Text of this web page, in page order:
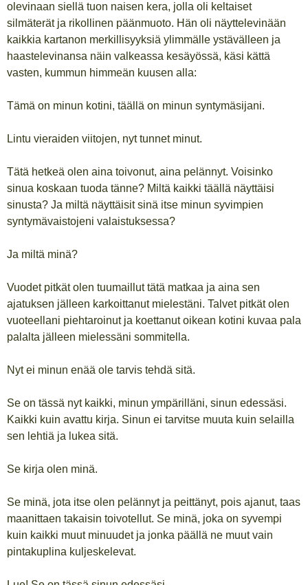
olevinaan siellä tuon naisen kera, jolla oli keltaiset
silmäterät ja rikollinen päänmuoto. Hän oli näyttelevinään
kaikkia kartanon merkillisyyksiä ylimmälle ystävälleen ja
haastelevinansa näin valkeassa kesäyössä, käsi kättä
vasten, kummun himmeän kuusen alla:
Tämä on minun kotini, täällä on minun syntymäsijani.
Lintu vieraiden viitojen, nyt tunnet minut.
Tätä hetkeä olen aina toivonut, aina pelännyt. Voisinko
sinua koskaan tuoda tänne? Miltä kaikki täällä näyttäisi
sinusta? Ja miltä näyttäisit sinä itse minun syvimpien
syntymävaistojeni valaistuksessa?
Ja miltä minä?
Vuodet pitkät olen tuumaillut tätä matkaa ja aina sen
ajatuksen jälleen karkoittanut mielestäni. Talvet pitkät olen
vuoteellani piehtaroinut ja koettanut oikean kotini kuvaa pala
palalta jälleen mielessäni sommitella.
Nyt ei minun enää ole tarvis tehdä sitä.
Se on tässä nyt kaikki, minun ympärilläni, sinun edessäsi.
Kaikki kuin avattu kirja. Sinun ei tarvitse muuta kuin selailla
sen lehtiä ja lukea sitä.
Se kirja olen minä.
Se minä, jota itse olen pelännyt ja peittänyt, pois ajanut, taas
maanittaen takaisin toivotellut. Se minä, joka on syvempi
kuin kaikki muut minuudet ja jonka päällä ne muut vain
pintakuplina kuljeskelevat.